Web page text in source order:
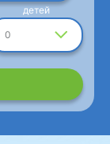
0
детей